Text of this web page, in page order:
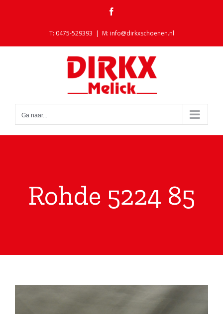
T: 0475-529393 | M: info@dirkxschoenen.nl
Ga naar...
Rohde 5224 85